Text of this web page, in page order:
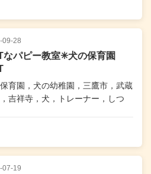
09-28
なパピー教室✳︎犬の保育園
育園，犬の幼稚園，三鷹市，武蔵
吉祥寺，犬，トレーナー，しつ
07-19